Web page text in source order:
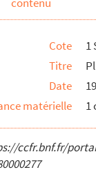
Cote
1
Titre
Date
matérielle
1
ccfr.bnf.fr/